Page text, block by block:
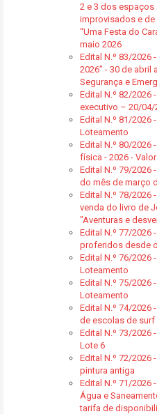
2 e 3 dos
improvisados e de
“Uma Festa do
maio 2026
Edital N.º 83/2026
2026” - 30 de abril
Segurança e
Edital N.º 82/2026
executivo – 20/04/
Edital N.º 81/2026
Loteamento
Edital N.º 80/2026
física - 2026 -
Edital N.º 79/2026
do mês de março
Edital N.º 78/2026
venda do livro de
"Aventuras e
Edital N.º 77/2026
proferidos desde
Edital N.º 76/2026
Loteamento
Edital N.º 75/2026
Loteamento
Edital N.º 74/2026
de escolas de surf
Edital N.º 73/2026
Lote 6
Edital N.º 72/2026
pintura antiga
Edital N.º 71/2026
Água e
tarifa de